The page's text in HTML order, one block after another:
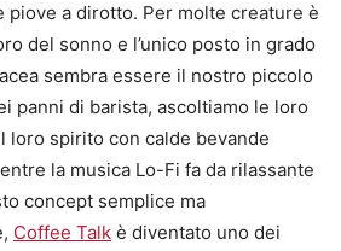
piove a dirotto. Per molte creature è
del sonno e l’unico posto in grado
sembra essere il nostro piccolo
panni di barista, ascoltiamo le loro
loro spirito con calde bevande
la musica Lo-Fi fa da rilassante
concept semplice ma
Coffee Talk è diventato uno dei